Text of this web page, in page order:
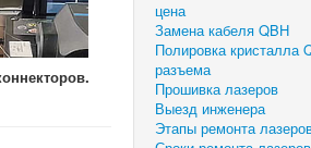
цена
Замена кабеля QBH
Полировка кристалла
разъема
Прошивка лазеров
Выезд инженера
Этапы ремонта